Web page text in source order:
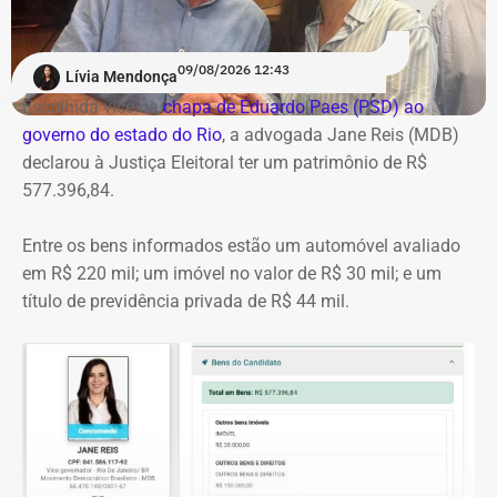
interno da autarquia. Desde então, as apurações
administrativas avançaram paralelamente às
investigações conduzidas pelo Ministério Público e pela
Polícia Federal.
Em janeiro de 2026, o então diretor-presidente do
Rioprevidência, Deivis Marcon Antunes, foi alvo de
pediu exoneração do cargo.
No mês seguinte, Antunes foi preso preventivamente pela
gestão temerária, tentativa de obstrução da Justiça e
destruição de provas. A prisão foi mantida pelo Superior
Tribunal de Justiça (STJ).
Com o avanço das investigações, toda a cúpula que
comandava o Rioprevidência no período em que
Lívia Mendonça09/08/2026 12:43
Escolhida vice nachapa de Eduardo Paes (PSD) ao
governo do estado do Rio, a advogada Jane Reis (MDB)
declarou à Justiça Eleitoral ter um patrimônio de R$
577.396,84.
Entre os bens informados estão um automóvel avaliado
em R$ 220 mil; um imóvel no valor de R$ 30 mil; e um
título de previdência privada de R$ 44 mil.